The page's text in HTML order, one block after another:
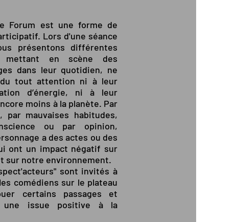
Forum est une forme de
Lors d'une séance
présentons différentes
mettant en scène des
dans leur quotidien, ne
tout attention ni à leur
d’énergie, ni à leur
moins à la planète. Par
par mauvaises habitudes,
ou par opinion,
a des actes ou des
ont un impact négatif sur
sur notre environnement.
sont invités à
comédiens sur le plateau
certains passages et
une issue positive à la